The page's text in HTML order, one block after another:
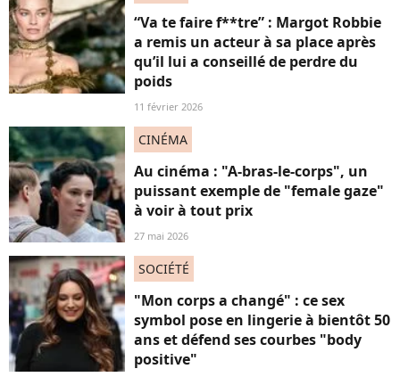
“Va te faire f**tre” : Margot Robbie
a remis un acteur à sa place après
qu’il lui a conseillé de perdre du
poids
11 février 2026
CINÉMA
Au cinéma : "A-bras-le-corps", un
puissant exemple de "female gaze"
à voir à tout prix
27 mai 2026
SOCIÉTÉ
"Mon corps a changé" : ce sex
symbol pose en lingerie à bientôt 50
ans et défend ses courbes "body
positive"